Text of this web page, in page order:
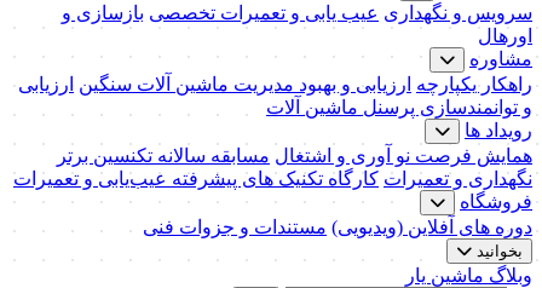
سرویس و نگهداری عیب یابی و تعمیرات تخصصی بازسازی و
اورهال
مشاوره
راهکار یکپارچه ارزیابی و بهبود مدیریت ماشین آلات سنگین ارزیابی
و توانمندسازی پرسنل ماشین آلات
رویداد ها
همایش فرصت نو آوری و اشتغال مسابقه سالانه تکنسین برتر
نگهداری و تعمیرات کارگاه تکنیک‌ های پیشرفته عیب‌یابی و تعمیرات
فروشگاه
دوره های آفلاین (ویدیویی) مستندات و جزوات فنی
بخوانید
وبلاگ ماشین یار